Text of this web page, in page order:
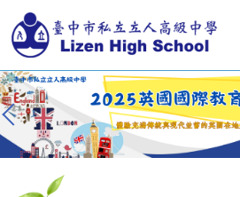
到
主
要
內
容
區